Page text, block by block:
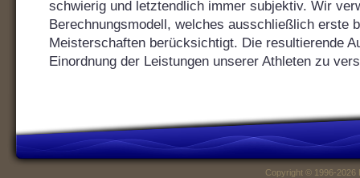
schwierig und letztendlich immer subjektiv. Wir
Berechnungsmodell, welches ausschließlich erste
Meisterschaften berücksichtigt. Die resultierende
Einordnung der Leistungen unserer Athleten zu
Copyright © 1996-2026